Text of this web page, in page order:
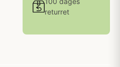
returret